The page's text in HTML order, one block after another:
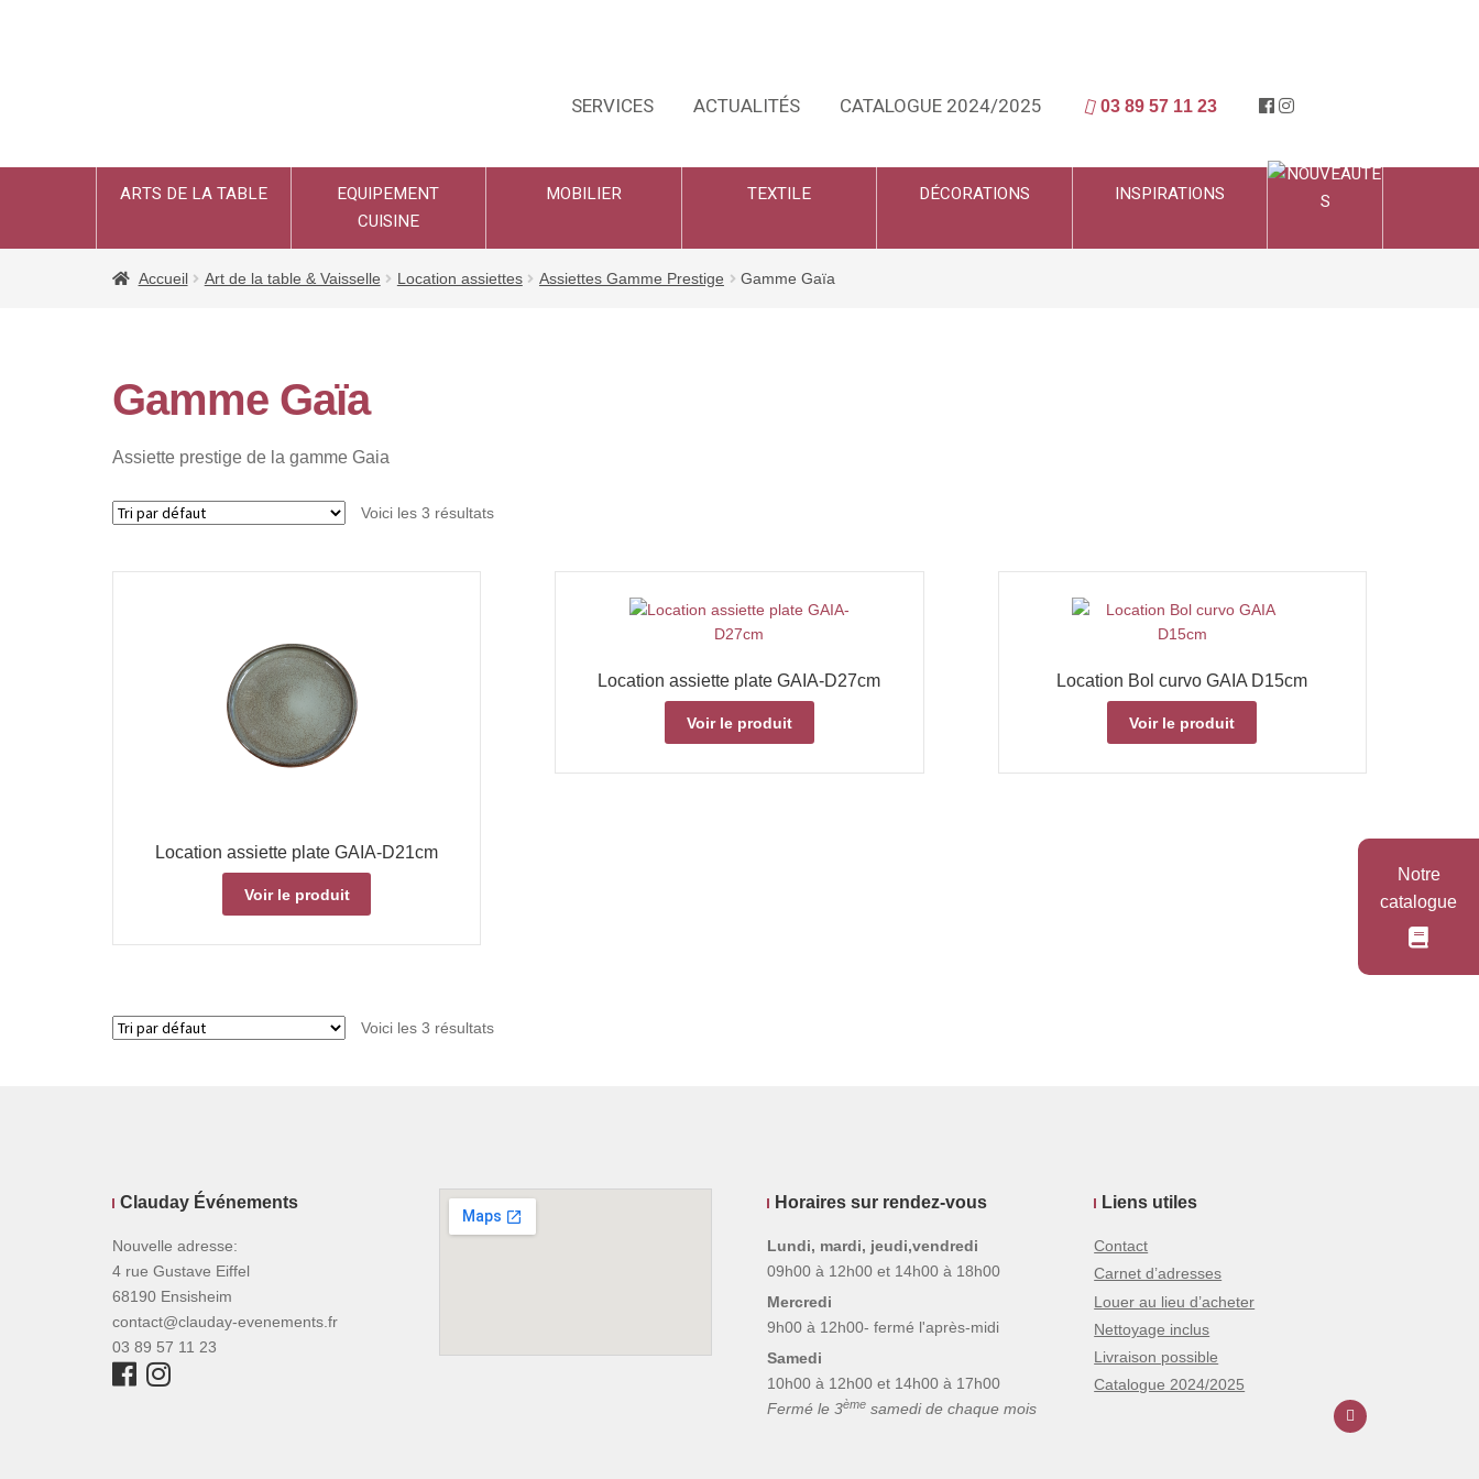
Notre
catalogue
SERVICES ACTUALITÉS CATALOGUE 2024/2025 03 89 57 11 23
ARTS DE LA TABLE
EQUIPEMENT
CUISINE
MOBILIER TEXTILE DÉCORATIONS INSPIRATIONS
Accueil Art de la table & Vaisselle Location assiettes Assiettes Gamme Prestige Gamme Gaïa
Gamme Gaïa
Assiette prestige de la gamme Gaia
Voici les 3 résultats
Location assiette plate GAIA-D21cm
Voir le produit
Location assiette plate GAIA-D27cm
Voir le produit
Location Bol curvo GAIA D15cm
Voir le produit
Voici les 3 résultats
Clauday Événements
Nouvelle adresse:
4 rue Gustave Eiffel
68190 Ensisheim
contact@clauday-evenements.fr
03 89 57 11 23
Horaires sur rendez-vous
Lundi, mardi, jeudi,vendredi
09h00 à 12h00 et 14h00 à 18h00
Mercredi
9h00 à 12h00- fermé l'après-midi
Samedi
10h00 à 12h00 et 14h00 à 17h00
Fermé le 3èmesamedi de chaque mois
Liens utiles
Contact
Carnet d’adresses
Louer au lieu d’acheter
Nettoyage inclus
Livraison possible
Catalogue 2024/2025